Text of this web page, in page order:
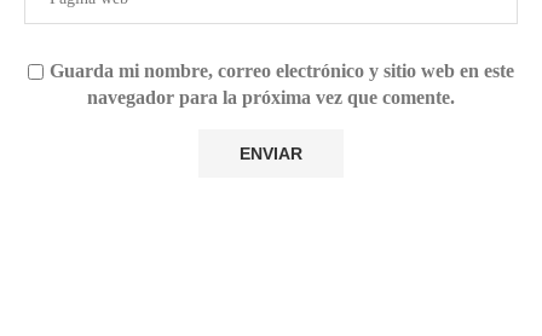
Guarda mi nombre, correo electrónico y sitio web en este
navegador para la próxima vez que comente.